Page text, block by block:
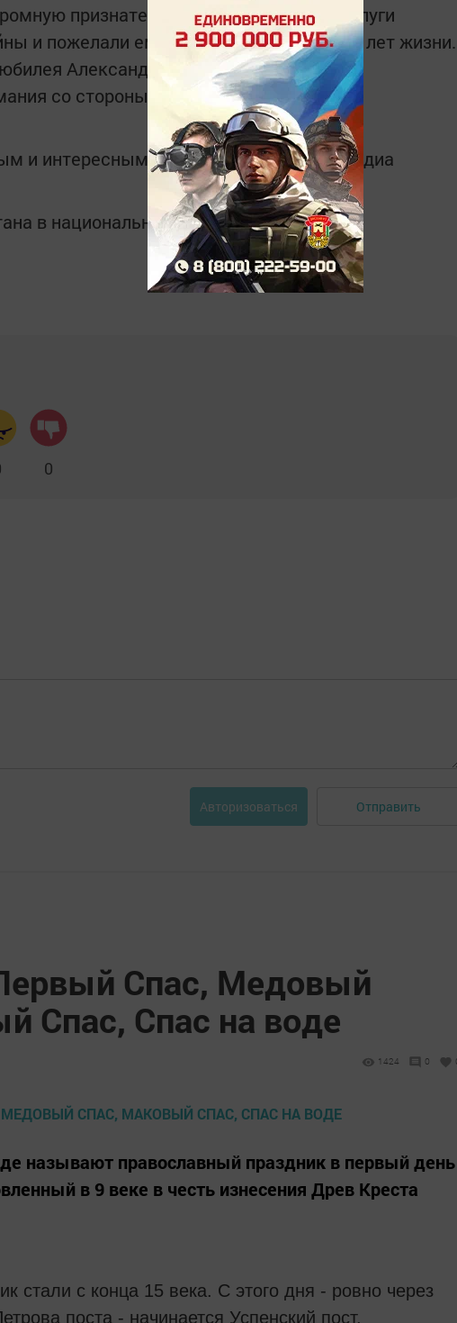
признательность за трудовые заслуги
и пожелали ему благополучия и долгих лет жизни.
Александру Петровичу здоровья
со стороны его близких и родных.
и интересным вTelegram-каналеТатмедиа
в национальном мессенджере MАХ:
0
Авторизоваться Отправить
Спас, Медовый
Спас, Спас на воде
1424 0
называют православный праздник в первый день
в 9 веке в честь изнесения Древ Креста
стали с конца 15 века. С этого дня - ровно через
поста - начинается Успенский пост,